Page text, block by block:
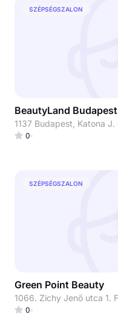
SZÉPSÉGSZALON
BeautyLand Budapest
1137 Budapest, Katona J.
0
SZÉPSÉGSZALON
Green Point Beauty
1066. Zichy Jenő utca 1.
0